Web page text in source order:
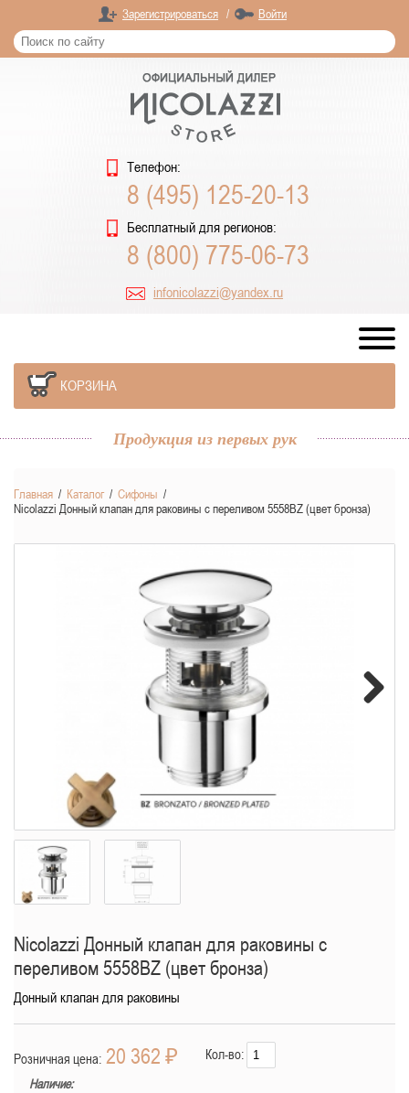
Зарегистрироваться / Войти
Телефон:
8 (495) 125-20-13
Бесплатный для регионов:
8 (800) 775-06-73
infonicolazzi@yandex.ru
КОРЗИНА
Продукция из первых рук
Главная / Каталог/ Сифоны /
Nicolazzi Донный клапан для раковины с переливом 5558BZ (цвет бронза)
Nicolazzi Донный клапан для раковины с
переливом 5558BZ (цвет бронза)
Донный клапан для раковины
Розничная цена: 20 362 ₽
Наличие:
Кол-во: